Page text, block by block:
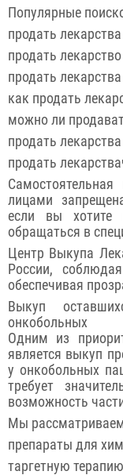
Популярные
продать лекарства
продать лекарство
продать
как продать
можно ли
продать
продать
лицами
если вы хотите
обращаться в
Центр Выкупа
России,
обеспечивая
Выкуп
онкобольных
Одним из
является выкуп
у онкобольных
требует
возможность
Мы
препараты для
таргетную терапию